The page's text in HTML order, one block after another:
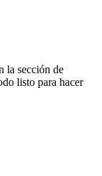
la sección de
listo para hacer